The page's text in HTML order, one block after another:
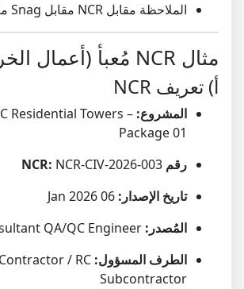
الملاحظة مقابل NCR مقابل Snag مقابل العيب
مثال NCR مُعبأ (أعمال الخرسانة)
أ) تعريف NCR
المشروع: Residential Towers –
Package 01
رقم NCR: NCR-CIV-2026-003
تاريخ الإصدار:
المُصدر:
الطرف المسؤول: / RC
Subcontractor